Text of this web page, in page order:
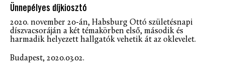
Ünnepélyes díjkiosztó
2020. november 20-án, Habsburg Ottó születésnapi
díszvacsoráján a két témakörben első, második és
harmadik helyezett hallgatók vehetik át az oklevelet.
Budapest, 2020.03.02.